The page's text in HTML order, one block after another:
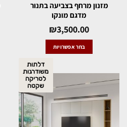
מזנון מרחף בצביעה בתנור
מדגם מונקו
₪3,500.00
בחר אפשרויות
דלתות
משודרגות
לטריקה
שקטה